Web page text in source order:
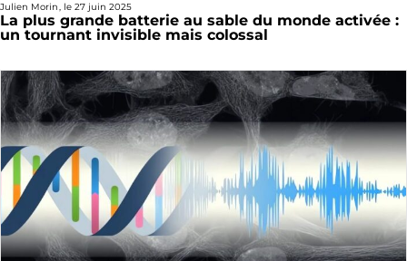
Julien Morin, le 27 juin 2025
La plus grande batterie au sable du monde activée :
un tournant invisible mais colossal